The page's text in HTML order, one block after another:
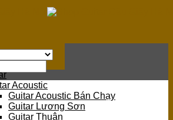
Acoustic
Guitar Acoustic Bán Chạy
Guitar Lương Sơn
Guitar Thuận